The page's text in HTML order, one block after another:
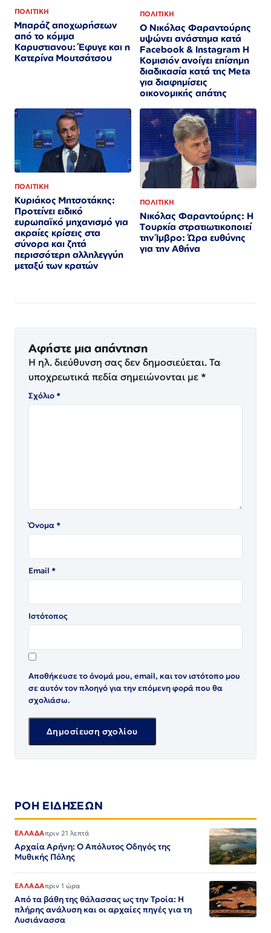
ΠΟΛΙΤΙΚΗ
Μπαράζ αποχωρήσεων
από το κόμμα
Καρυστιανου: Έφυγε και η
Κατερίνα Μουτσάτσου
ΠΟΛΙΤΙΚΗ
Ο Νικόλας Φαραντούρης
υψώνει ανάστημα κατά
Facebook & Instagram Η
Κομισιόν ανοίγει επίσημη
διαδικασία κατά της Meta
για διαφημίσεις
οικονομικής απάτης
ΠΟΛΙΤΙΚΗ
Κυριάκος Μητσοτάκης:
Προτείνει ειδικό
ευρωπαϊκό μηχανισμό για
ακραίες κρίσεις στα
σύνορα και ζητά
περισσότερη αλληλεγγύη
μεταξύ των κρατών
ΠΟΛΙΤΙΚΗ
Νικόλας Φαραντούρης: Η
Τουρκία στρατιωτικοποιεί
την Ίμβρο: Ώρα ευθύνης
για την Αθήνα
Αφήστε μια απάντηση
Η ηλ. διεύθυνση σας δεν δημοσιεύεται. Τα
υποχρεωτικά πεδία σημειώνονται με *
Σχόλιο*
Όνομα*
Email *
Ιστότοπος
Αποθήκευσε το όνομά μου, email, και τον ιστότοπο μου
σε αυτόν τον πλοηγό για την επόμενη φορά που θα
σχολιάσω.
ΡΟΗ ΕΙΔΗΣΕΩΝ
ΕΛΛΑΔΑπριν 21 λεπτά
Αρχαία Αρήνη: Ο Απόλυτος Οδηγός της
Μυθικής Πόλης
ΕΛΛΑΔΑπριν 1 ώρα
Από τα βάθη της θάλασσας ως την Τροία: Η
πλήρης ανάλυση και οι αρχαίες πηγές για τη
Λυσιάνασσα